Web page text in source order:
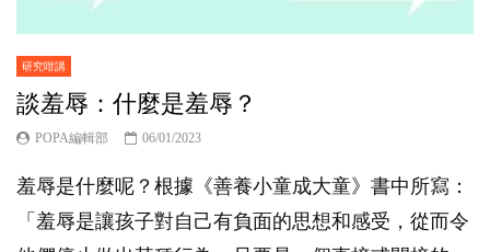
研究咁講
談羞辱：什麼是羞辱？
POPA編輯部 06/01/2023
羞辱是什麼呢？根據《善養小童成大童》書中所寫：
「羞辱是讓孩子對自己有負面的思想和感受，從而令